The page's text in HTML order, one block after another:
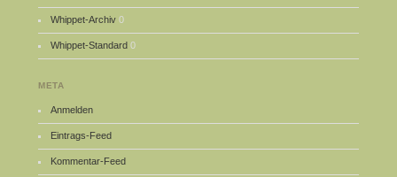
Whippet-Archiv 0
Whippet-Standard 0
META
Anmelden
Eintrags-Feed
Kommentar-Feed